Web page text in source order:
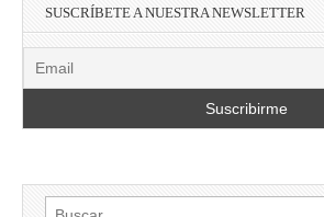
SUSCRÍBETE A NUESTRA NEWSLETTER
Buscar: